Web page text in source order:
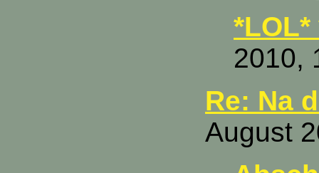
*LOL*
2010,
Re: Na
August